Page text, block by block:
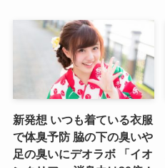
新発想 いつも着ている衣服
で体臭予防 脇の下の臭いや
足の臭いにデオラボ 「イオ